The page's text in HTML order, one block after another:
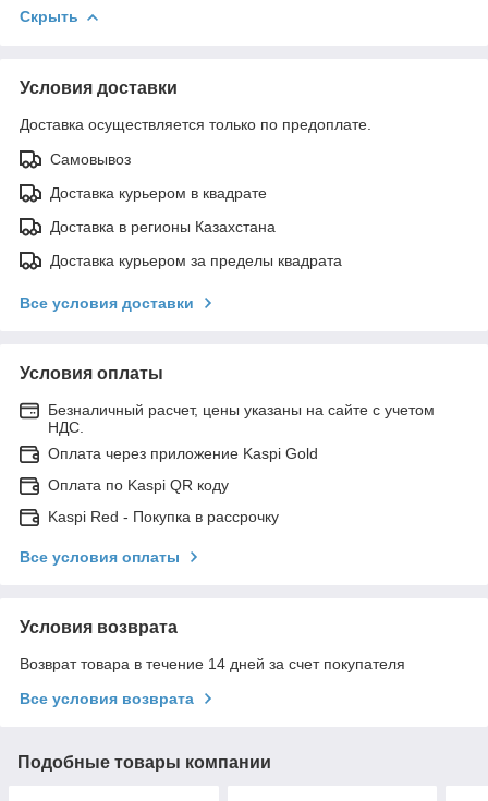
Скрыть
Условия доставки
Доставка осуществляется только по предоплате.
Самовывоз
Доставка курьером в квадрате
Доставка в регионы Казахстана
Доставка курьером за пределы квадрата
Все условия доставки
Условия оплаты
Безналичный расчет, цены указаны на сайте с учетом
НДС.
Оплата через приложение Kaspi Gold
Оплата по Kaspi QR коду
Kaspi Red - Покупка в рассрочку
Все условия оплаты
Условия возврата
Возврат товара в течение 14 дней за счет покупателя
Все условия возврата
Подобные товары компании